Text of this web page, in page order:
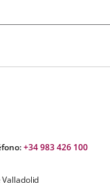
+34 983 426 100